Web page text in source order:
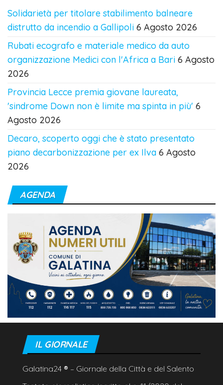
Solidarietà per titolare stabilimento balneare
distrutto da incendio a Gallipoli 6 Agosto 2026
Rubati ecografo e materiale medico da auto
organizzazione Medici con l'Africa a Bari 6 Agosto
2026
Provincia Lecce premia giovane laureata,
'sindrome Down non è limite ma spinta in più' 6
Agosto 2026
Decaro, scoperto oggi che è stato presentato
piano decarbonizzazione per ex Ilva 6 Agosto
2026
AGENDA
IL GIORNALE
Galatina24 ® – Giornale della Città e del Salento